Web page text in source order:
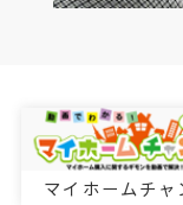
マイホームチャ